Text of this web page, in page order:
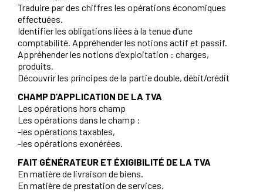
Traduire par des chiffres les opérations économiques
effectuées.
Identifier les obligations liées à la tenue d’une
comptabilité. Appréhender les notions actif et passif.
Appréhender les notions d’exploitation : charges,
produits.
Découvrir les principes de la partie double, débit/crédit
CHAMP D’APPLICATION DE LA TVA
Les opérations hors champ
Les opérations dans le champ :
-les opérations taxables,
-les opérations exonérées.
FAIT GÉNÉRATEUR ET ÉXIGIBILITÉ DE LA TVA
En matière de livraison de biens.
En matière de prestation de services.